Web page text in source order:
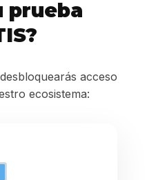
prueba
acceso
ecosistema: